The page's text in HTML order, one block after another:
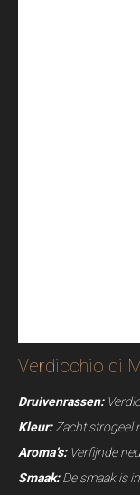
Verdicchio di
Druivenrassen:
Kleur:Zacht strogeel
Aroma’s: Verfijnde
Smaak:De smaak is